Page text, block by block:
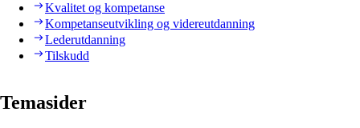
Kvalitet og kompetanse
Kompetanseutvikling og videreutdanning
Lederutdanning
Tilskudd
Temasider